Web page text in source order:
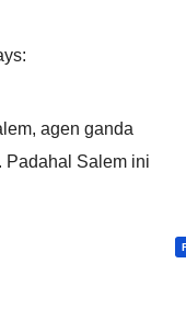
agen ganda
Padahal Salem ini